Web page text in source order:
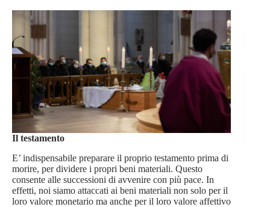
Il testamento
E’ indispensabile preparare il proprio testamento prima di
morire, per dividere i propri beni materiali. Questo
consente alle successioni di avvenire con più pace. In
effetti, noi siamo attaccati ai beni materiali non solo per il
loro valore monetario ma anche per il loro valore affettivo